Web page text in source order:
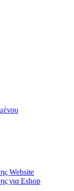
Website
για Eshop